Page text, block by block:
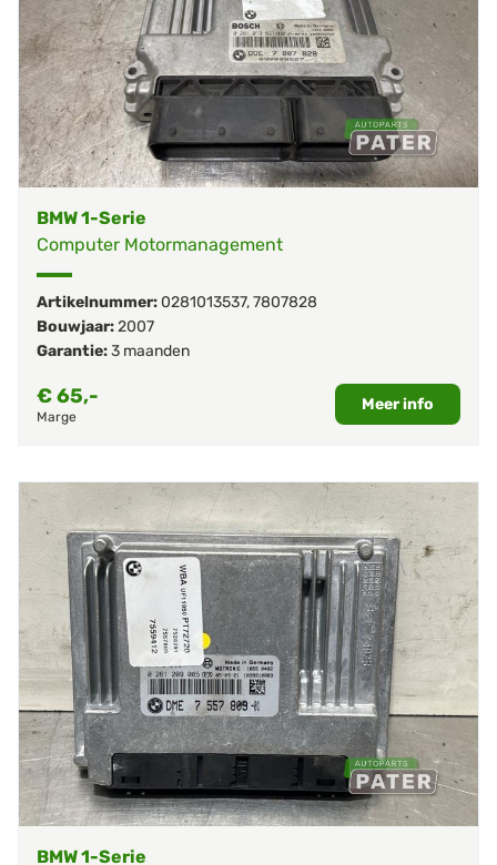
BMW 1-Serie
Computer Motormanagement
Artikelnummer:0281013537,7807828
Bouwjaar:2007
Garantie:3 maanden
€65,-
Marge
Meer info
BMW 1-Serie